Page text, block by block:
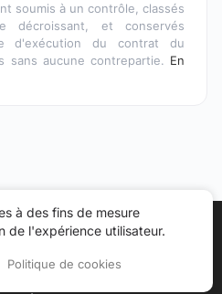
soumis à un contrôle, classés
décroissant, et conservés
d'exécution du contrat du
sans aucune contrepartie. En
CGU
Cookies
à des fins de mesure
de l'expérience utilisateur.
Politique de cookies